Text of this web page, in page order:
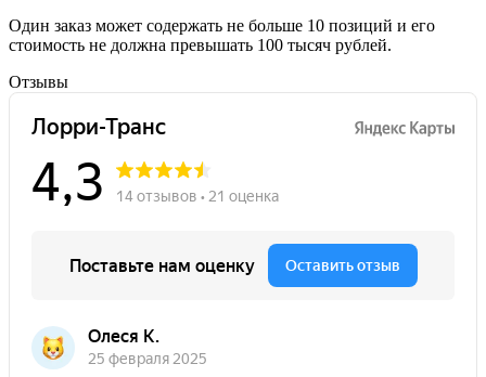
Один заказ может содержать не больше 10 позиций и его
стоимость не должна превышать 100 тысяч рублей.
Отзывы